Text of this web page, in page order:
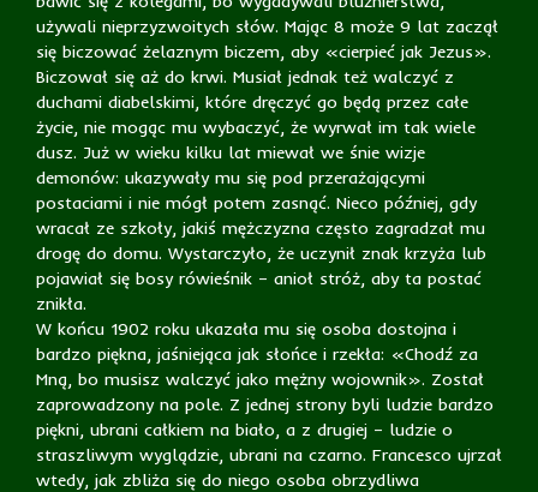
używali nieprzyzwoitych słów. Mając 8 może 9 lat zaczął
się biczować żelaznym biczem, aby «cierpieć jak Jezus».
Biczował się aż do krwi. Musiał jednak też walczyć z
duchami diabelskimi, które dręczyć go będą przez całe
życie, nie mogąc mu wybaczyć, że wyrwał im tak wiele
dusz. Już w wieku kilku lat miewał we śnie wizje
demonów: ukazywały mu się pod przerażającymi
postaciami i nie mógł potem zasnąć. Nieco później, gdy
wracał ze szkoły, jakiś mężczyzna często zagradzał mu
drogę do domu. Wystarczyło, że uczynił znak krzyża lub
pojawiał się bosy rówieśnik – anioł stróż, aby ta postać
znikła.
W końcu 1902 roku ukazała mu się osoba dostojna i
bardzo piękna, jaśniejąca jak słońce i rzekła: «Chodź za
Mną, bo musisz walczyć jako mężny wojownik». Został
zaprowadzony na pole. Z jednej strony byli ludzie bardzo
piękni, ubrani całkiem na biało, a z drugiej – ludzie o
straszliwym wyglądzie, ubrani na czarno. Francesco ujrzał
wtedy, jak zbliża się do niego osoba obrzydliwa